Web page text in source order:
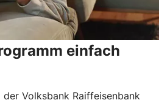
einfach
Volksbank Raiffeisenbank